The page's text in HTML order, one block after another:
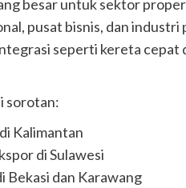
besar untuk sektor
pusat bisnis, dan
seperti kereta cepat
sorotan:
Kalimantan
di Sulawesi
Bekasi dan Karawang